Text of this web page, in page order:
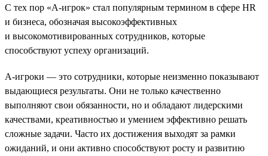
С тех пор «A-игрок» стал популярным термином в сфере HR
и бизнеса, обозначая высокоэффективных
и высокомотивированных сотрудников, которые
способствуют успеху организаций.
A-игроки — это сотрудники, которые неизменно показывают
выдающиеся результаты. Они не только качественно
выполняют свои обязанности, но и обладают лидерскими
качествами, креативностью и умением эффективно решать
сложные задачи. Часто их достижения выходят за рамки
ожиданий, и они активно способствуют росту и развитию